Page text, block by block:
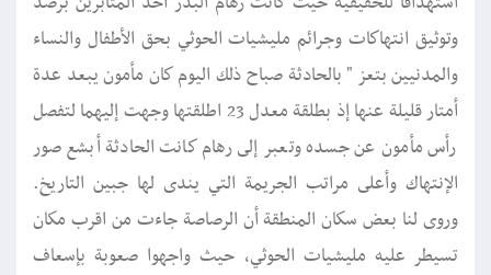
وتوثيق انتهاكات وجرائم مليشيات الحوثي بحق الأطفال والنساء
والمدنيين بتعز " بالحادثة صباح ذلك اليوم كان مأمون يبعد عدة
أمتار قليلة عنها إذ بطلقة معدل 23 اطلقتها وجهت إليهما لتفصل
رأس مأمون عن جسده وتعبر إلى رهام كانت الحادثة أبشع صور
الإنتهاك وأعلى مراتب الجريمة التي يندى لها جبين التاريخ.
وروى لنا بعض سكان المنطقة أن الرصاصة جاءت من اقرب مكان
تسيطر عليه مليشيات الحوثي، حيث واجهوا صعوبة بإسعاف